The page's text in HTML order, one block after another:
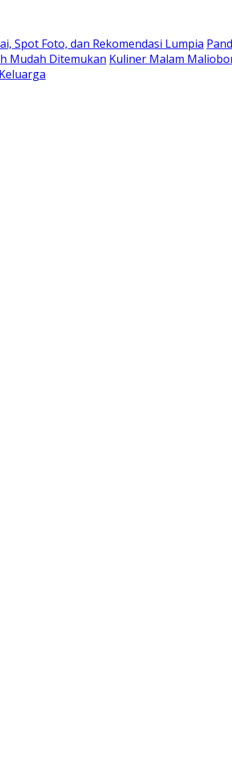
Spot Foto, dan Rekomendasi Lumpia
Mudah Ditemukan Kuliner Malam